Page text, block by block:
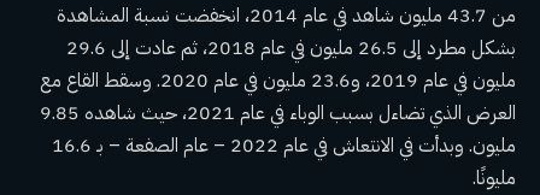
من 43.7 مليون شاهد في عام 2014، انخفضت نسبة المشاهدة
بشكل مطرد إلى 26.5 مليون في عام 2018، ثم عادت إلى 29.6
مليون في عام 2019، و23.6 مليون في عام 2020. وسقط القاع مع
العرض الذي تضاءل بسبب الوباء في عام 2021، حيث شاهده 9.85
مليون. وبدأت في الانتعاش في عام 2022 – عام الصفعة – بـ 16.6
مليونًا.